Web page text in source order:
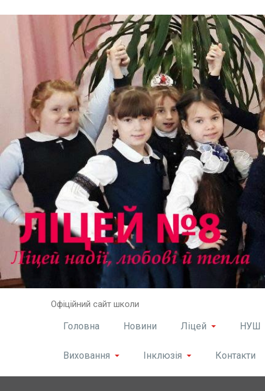
Офіційний сайт школи
Головна Новини Ліцей НУШ
Виховання Інклюзія Контакти